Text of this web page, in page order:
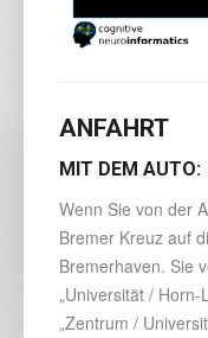
ANFAHRT
MIT DEM AUTO:
Wenn Sie von der
Bremer Kreuz auf
Bremerhaven. Sie
„Universität /
„Zentrum /